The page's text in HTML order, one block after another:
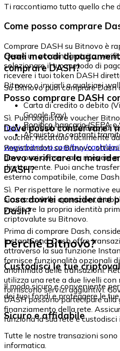
Ti raccontiamo tutto quello che
Come posso comprare
Comprare DASH su Bitnovo è
creare un account gratuito,
selezionare il tuo metodo di
ricevere i tuoi token DASH
Bitnovo o inviarli a qualsiasi
Quali metodi di
comprare DASH?
Su Bitnovo puoi comprare Dash
Carta di credito o debito
Google Pay)
Bonifico bancario (SEPA
Acquisto in contanti
Posso comprare DASH
Sì. Puoi acquistare voucher
fisicidistribuiti in tutta Europa.
voucher, riscattalo facilmente
www.bitnovo.com/buy/cash/
Dove posso conservare i
Registrandoti su Bitnovo,
dove puoi conservare, ricevere
direttamente. Puoi anche
esterno compatibile, come Dash
Devo verificare la mia
DASH?
Sì. Per rispettare le normative
sicurezza delle operazioni, è
verificare la propria identità
criptovalute su Bitnovo.
Cosa dovrei considerare
Dash?
Prima di comprare Dash,
InstantSend: Dash offre
attraverso la sua funzione
fornisce funzionalità opzionali
anonimato delle transazioni.
utilizza una rete a due livelli con
forniscono servizi aggiuntivi.
DASH possono partecipare alla
finanziamento della rete.
funziona la sua rete e
Perché Bitnovo?
Custodisci le tue
Il modo sicuro e conveniente
dei tuoi fondi e proteggere le
Sicuro e affidabile
Tutte le nostre transazioni
informatica.